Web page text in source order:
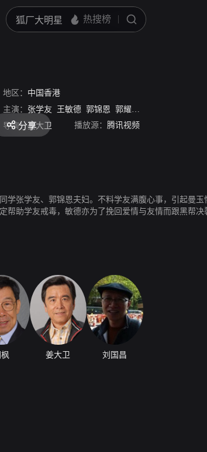
地区： 中国香港
主演： 张学友 王敏德 郭锦恩 郭耀华
导演：姜大卫
分享 播放源： 腾讯视频
学张学友、郭锦恩夫妇。不料学友满腹心事，引起曼
帮助学友戒毒，敏德亦为了挽回爱情与友情而跟黑帮决
姜大卫 刘国昌